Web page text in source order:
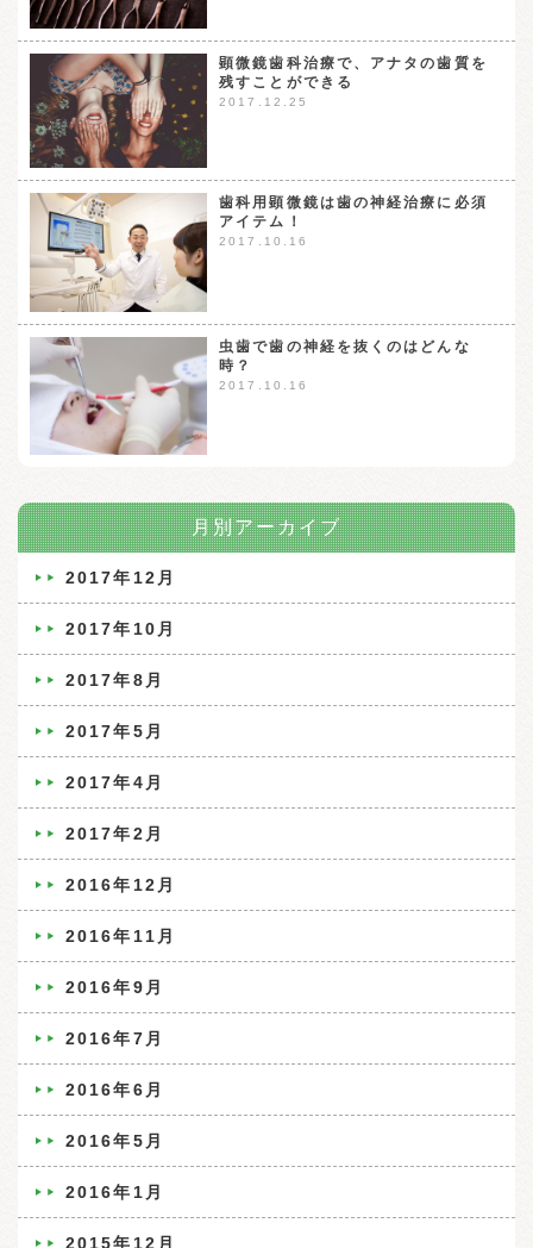
顕微鏡歯科治療で、アナタの歯質を
残すことができる
2017.12.25
歯科用顕微鏡は歯の神経治療に必須
アイテム！
2017.10.16
虫歯で歯の神経を抜くのはどんな
時？
2017.10.16
月別アーカイブ
2017年12月
2017年10月
2017年8月
2017年5月
2017年4月
2017年2月
2016年12月
2016年11月
2016年9月
2016年7月
2016年6月
2016年5月
2016年1月
2015年12月